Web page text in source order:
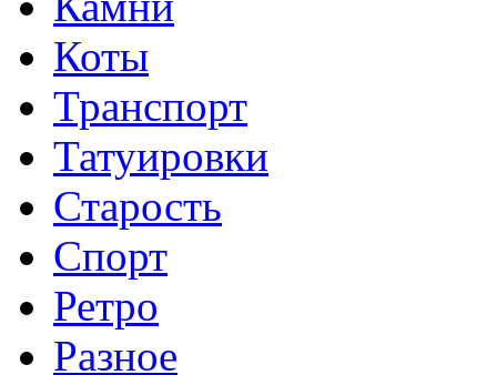
Коты
Транспорт
Татуировки
Старость
Спорт
Ретро
Разное